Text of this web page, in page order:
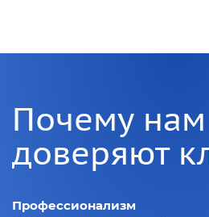
Почему нам
доверяют
Профессионализм